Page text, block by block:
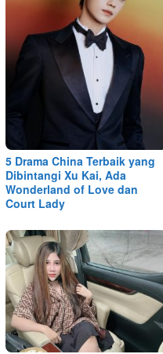
5 Drama China Terbaik yang
Dibintangi Xu Kai, Ada
Wonderland of Love dan
Court Lady